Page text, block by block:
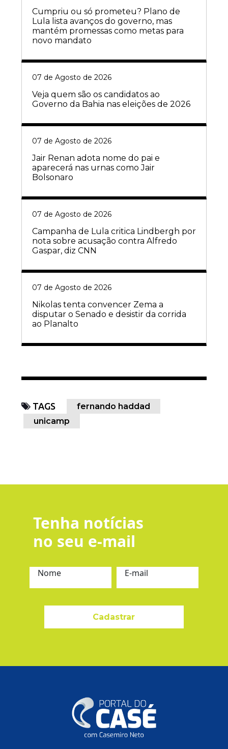
Cumpriu ou só prometeu? Plano de
Lula lista avanços do governo, mas
mantém promessas como metas para
novo mandato
07 de Agosto de 2026
Veja quem são os candidatos ao
Governo da Bahia nas eleições de 2026
07 de Agosto de 2026
Jair Renan adota nome do pai e
aparecerá nas urnas como Jair
Bolsonaro
07 de Agosto de 2026
Campanha de Lula critica Lindbergh por
nota sobre acusação contra Alfredo
Gaspar, diz CNN
07 de Agosto de 2026
Nikolas tenta convencer Zema a
disputar o Senado e desistir da corrida
ao Planalto
TAGS
fernando haddad
unicamp
Tenha notícias
no seu e-mail
Nome E-mail
Cadastrar